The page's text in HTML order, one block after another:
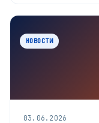
НОВОСТИ
03.06.2026